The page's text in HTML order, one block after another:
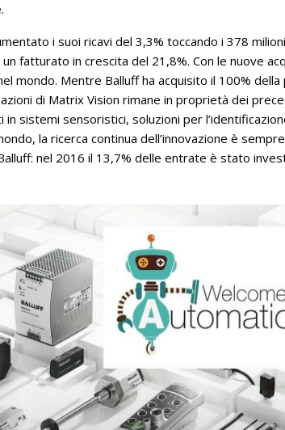
i suoi ricavi del 3,3% toccando i 378
fatturato in crescita del 21,8%. Con le nuove
mondo. Mentre Balluff ha acquisito il 100%
di Matrix Vision rimane in proprietà dei
sistemi sensoristici, soluzioni per
la ricerca continua dell’innovazione è
nel 2016 il 13,7% delle entrate è stato